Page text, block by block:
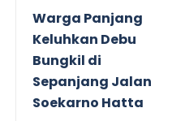
Warga Panjang
Keluhkan Debu
Bungkil di
Sepanjang Jalan
Soekarno Hatta